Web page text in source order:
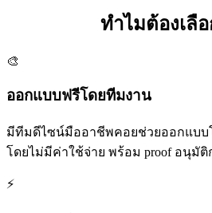
ทำไมต้องเลือ
🎨
ออกแบบฟรีโดยทีมงาน
มีทีมดีไซน์มืออาชีพคอยช่วยออกแบบ
โดยไม่มีค่าใช้จ่าย พร้อม proof อนุมั
⚡